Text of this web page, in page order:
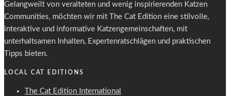
Gelangweilt von veralteten und wenig inspirierenden Katzen
Communities, möchten wir mit The Cat Edition eine stilvolle,
interaktive und informative Katzengemeinschaften, mit
unterhaltsamen Inhalten, Expertenratschlägen und praktischen
Tipps bieten.
LOCAL CAT EDITIONS
The Cat Edition International